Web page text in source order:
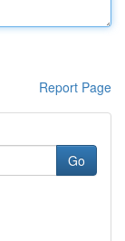
Report Page
Go